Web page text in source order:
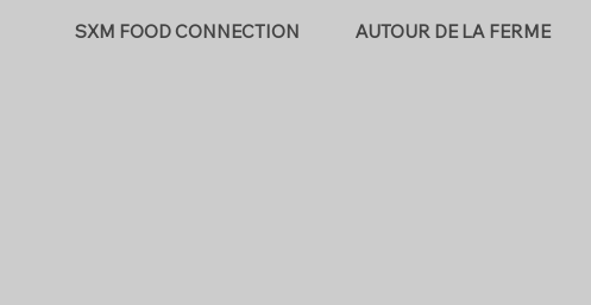
SXM FOOD CONNECTION AUTOUR DE LA FERME